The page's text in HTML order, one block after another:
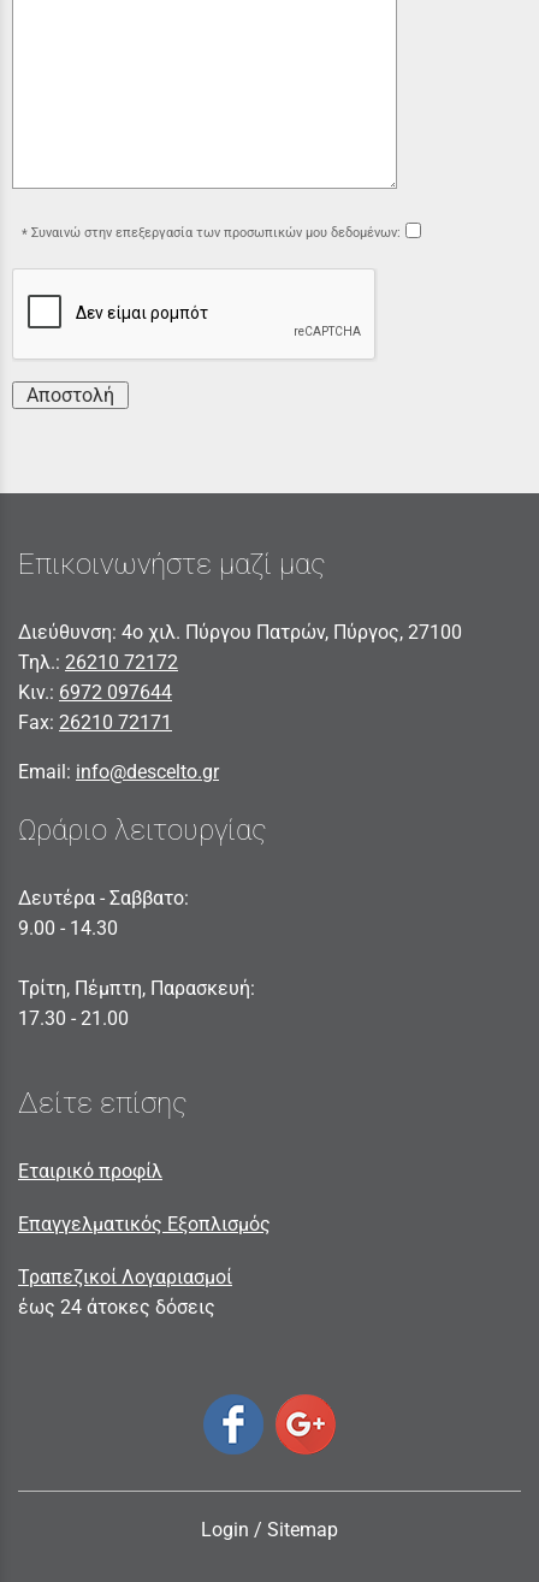
Συναινώ στην επεξεργασία των προσωπικών μου δεδομένων:
Αποστολή
Επικοινωνήστε μαζί μας
Διεύθυνση: 4ο χιλ. Πύργου Πατρών, Πύργος, 27100
Τηλ.: 26210 72172
Κιν.: 6972 097644
Fax: 26210 72171
Email: info@descelto.gr
Ωράριο λειτουργίας
Δευτέρα - Σαββατο:
9.00 - 14.30
Τρίτη, Πέμπτη, Παρασκευή:
17.30 - 21.00
Δείτε επίσης
Εταιρικό προφίλ
Επαγγελματικός Εξοπλισμός
Τραπεζικοί Λογαριασμοί
έως 24 άτοκες δόσεις
Login / Sitemap